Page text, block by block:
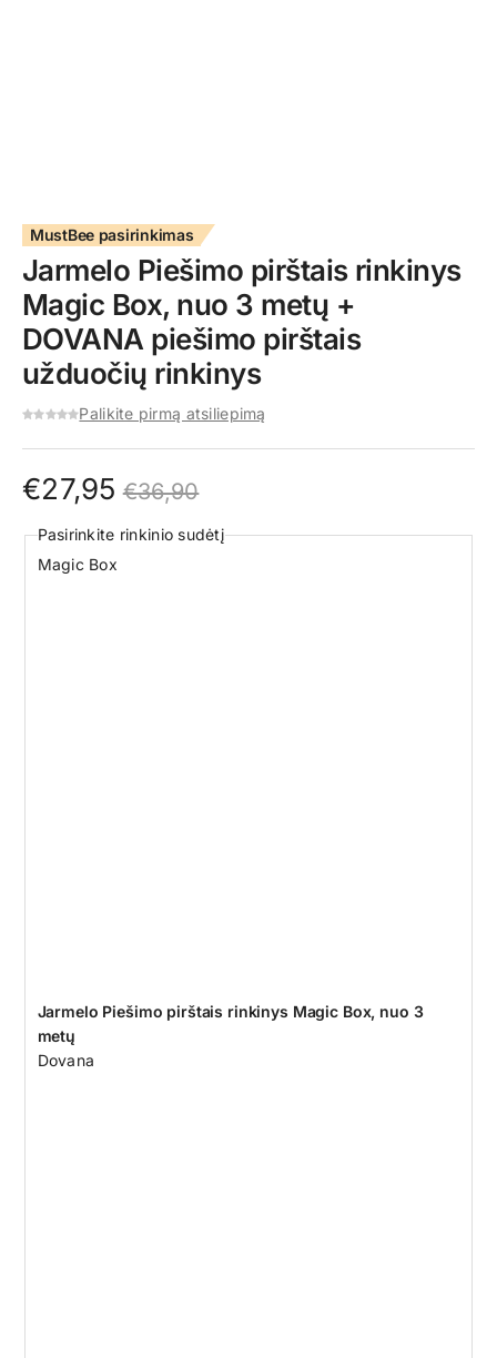
MustBee pasirinkimas
Jarmelo Piešimo pirštais rinkinys
Magic Box, nuo 3 metų +
DOVANA piešimo pirštais
užduočių rinkinys
Palikite pirmą atsiliepimą
€36,90
Original
price
was:
€27,95
Current
price
is:
Pasirinkite rinkinio sudėtį
Magic Box
Jarmelo Piešimo pirštais rinkinys Magic Box, nuo 3
metų
Dovana